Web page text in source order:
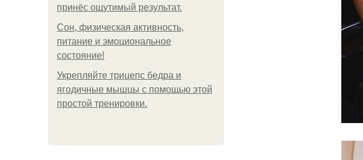
принёс ощутимый результат.
Сон, физическая активность,
питание и эмоциональное
состояние!
Укрепляйте трицепс бедра и
ягодичные мышцы с помощью этой
простой тренировки.